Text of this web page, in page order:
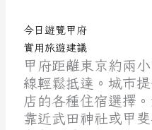
今日遊覽甲府
實用旅遊建議
甲府距離東京約兩
線輕鬆抵達。城市
店的各種住宿選擇
靠近武田神社或甲